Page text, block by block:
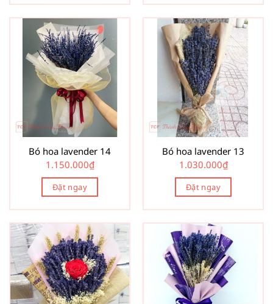
Bó hoa lavender 14
1.150.000₫
Đặt ngay
Bó hoa lavender 13
1.030.000₫
Đặt ngay